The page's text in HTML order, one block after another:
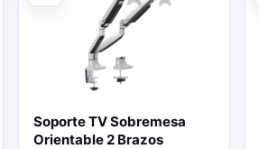
Soporte TV Sobremesa
Orientable 2 Brazos